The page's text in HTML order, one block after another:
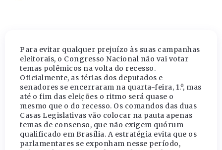
Para evitar qualquer prejuízo às suas campanhas
eleitorais, o Congresso Nacional não vai votar
temas polêmicos na volta do recesso.
Oficialmente, as férias dos deputados e
senadores se encerraram na quarta-feira, 1.º, mas
até o fim das eleições o ritmo será quase o
mesmo que o do recesso. Os comandos das duas
Casas Legislativas vão colocar na pauta apenas
temas de consenso, que não exigem quórum
qualificado em Brasília. A estratégia evita que os
parlamentares se exponham nesse período,